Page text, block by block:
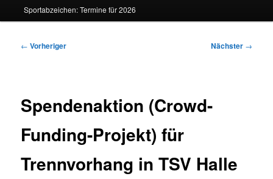
Sportabzeichen: Termine für 2026
Beitragsnavigation
← Vorheriger Nächster →
Spendenaktion (Crowd-
Funding-Projekt) für
Trennvorhang in TSV Halle